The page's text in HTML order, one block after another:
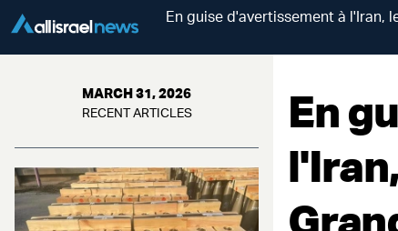
En guise d'avertissement à l'Iran,
MARCH 31, 2026
RECENT ARTICLES
En